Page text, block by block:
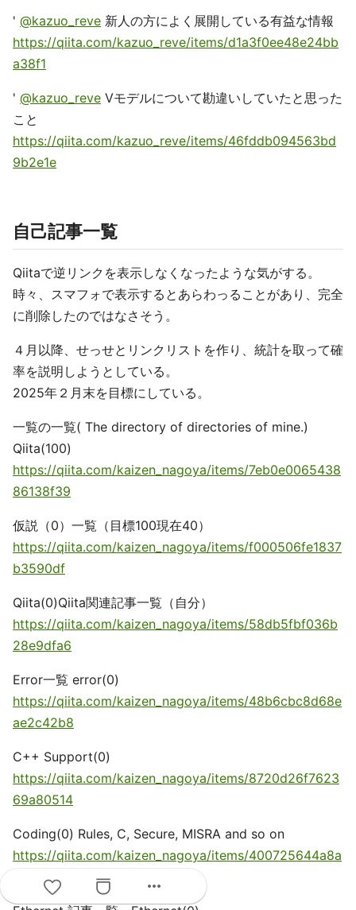
' @kazuo_reve 新人の方によく展開している有益な情報
https://qiita.com/kazuo_reve/items/d1a3f0ee48e24bb
a38f1
' @kazuo_reve Vモデルについて勘違いしていたと思った
こと
https://qiita.com/kazuo_reve/items/46fddb094563bd
9b2e1e
自己記事一覧
Qiitaで逆リンクを表示しなくなったような気がする。
時々、スマフォで表示するとあらわっることがあり、完全
に削除したのではなさそう。
４月以降、せっせとリンクリストを作り、統計を取って確
率を説明しようとしている。
2025年２月末を目標にしている。
一覧の一覧( The directory of directories of mine.)
Qiita(100)
https://qiita.com/kaizen_nagoya/items/7eb0e0065438
86138f39
仮説（0）一覧（目標100現在40）
https://qiita.com/kaizen_nagoya/items/f000506fe1837
b3590df
Qiita(0)Qiita関連記事一覧（自分）
https://qiita.com/kaizen_nagoya/items/58db5fbf036b
28e9dfa6
Error一覧 error(0)
https://qiita.com/kaizen_nagoya/items/48b6cbc8d68e
ae2c42b8
C++ Support(0)
https://qiita.com/kaizen_nagoya/items/8720d26f7623
69a80514
Coding(0) Rules, C, Secure, MISRA and so on
https://qiita.com/kaizen_nagoya/items/400725644a8a
0e90fbb0
more_horiz